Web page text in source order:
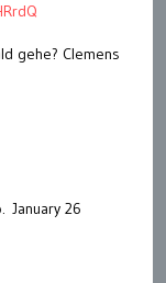
gehe? Clemens
January 26